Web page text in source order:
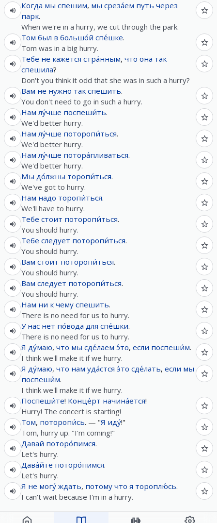
Когда мы спешим, мы среза́ем путь через
парк.
When we're in a hurry, we cut through the park.
Том был в большо́й спе́шке.
Tom was in a big hurry.
Тебе не кажется стра́нным, что она так
спешила?
Don't you think it odd that she was in such a hurry?
Вам не нужно так спешить.
You don't need to go in such a hurry.
Нам лу́чше поспеши́ть.
We'd better hurry.
Нам лу́чше поторопи́ться.
We'd better hurry.
Нам лу́чше потора́пливаться.
We'd better hurry.
Мы до́лжны торопи́ться.
We've got to hurry.
Нам надо торопи́ться.
We'll have to hurry.
Тебе стоит поторопи́ться.
You should hurry.
Тебе следует поторопи́ться.
You should hurry.
Вам стоит поторопи́ться.
You should hurry.
Вам следует поторопи́ться.
You should hurry.
Нам ни к чему спешить.
There is no need for us to hurry.
У нас нет по́вода для спе́шки.
There is no need for us to hurry.
Я ду́маю, что мы сде́лаем э́то, если поспеши́м.
I think we'll make it if we hurry.
Я ду́маю, что нам уда́стся э́то сде́лать, если мы
поспеши́м.
I think we'll make it if we hurry.
Поспеши́те! Конце́рт начина́ется!
Hurry! The concert is starting!
Том, поторопи́сь. — "Я иду́!"
Tom, hurry up. "I'm coming!"
Давай поторо́пимся.
Let's hurry.
Дава́йте поторо́пимся.
Let's hurry.
Я не могу́ ждать, потому что я тороплю́сь.
I can't wait because I'm in a hurry.